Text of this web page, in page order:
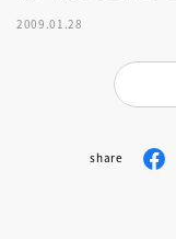
る！
2009.01.28
share